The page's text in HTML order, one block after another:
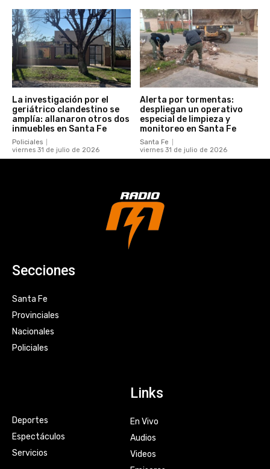
La investigación por el
geriátrico clandestino se
amplía: allanaron otros dos
inmuebles en Santa Fe
Policiales
viernes 31 de julio de 2026
Alerta por tormentas:
despliegan un operativo
especial de limpieza y
monitoreo en Santa Fe
Santa Fe
viernes 31 de julio de 2026
Secciones
Santa Fe
Provinciales
Nacionales
Policiales
Deportes
Espectáculos
Servicios
Links
En Vivo
Audios
Videos